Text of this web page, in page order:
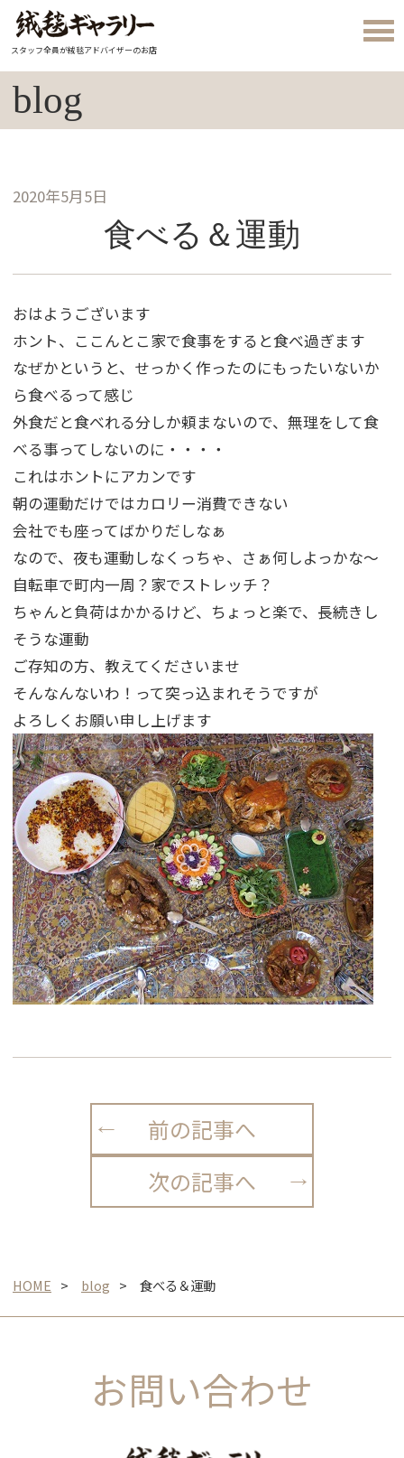
スタッフ全員が絨毯アドバイザーのお店
blog
2020年5月5日
食べる＆運動
おはようございます
ホント、ここんとこ家で食事をすると食べ過ぎます
なぜかというと、せっかく作ったのにもったいないか
ら食べるって感じ
外食だと食べれる分しか頼まないので、無理をして食
べる事ってしないのに・・・・
これはホントにアカンです
朝の運動だけではカロリー消費できない
会社でも座ってばかりだしなぁ
なので、夜も運動しなくっちゃ、さぁ何しよっかな～
自転車で町内一周？家でストレッチ？
ちゃんと負荷はかかるけど、ちょっと楽で、長続きし
そうな運動
ご存知の方、教えてくださいませ
そんなんないわ！って突っ込まれそうですが
よろしくお願い申し上げます
前の記事へ
次の記事へ
HOME blog 食べる＆運動
お問い合わせ